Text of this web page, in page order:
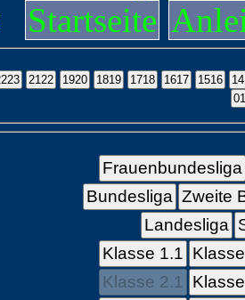
Startseite
Frauenbundesliga
Bundesliga Zweite
Landesliga
Klasse 1.1
Klasse 2.1